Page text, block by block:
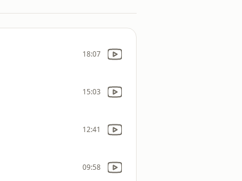
18:07
15:03
12:41
09:58